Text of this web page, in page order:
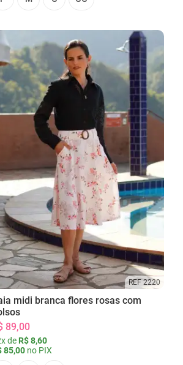
REF 2220
midi branca flores rosas com
89,00
de R$ 8,60
85,00 no PIX